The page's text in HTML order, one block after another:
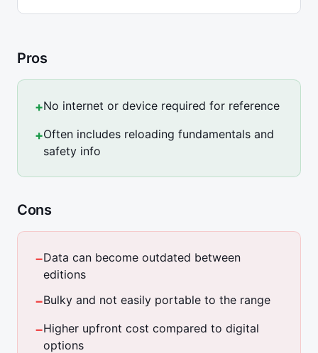
Pros
+No internet or device required for reference
+Often includes reloading fundamentals and
safety info
Cons
−Data can become outdated between
editions
−Bulky and not easily portable to the range
−Higher upfront cost compared to digital
options